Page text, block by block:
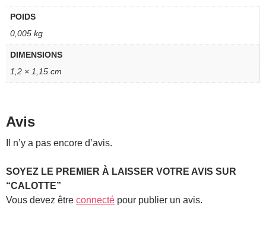
POIDS
0,005 kg
DIMENSIONS
1,2 × 1,15 cm
Avis
Il n’y a pas encore d’avis.
SOYEZ LE PREMIER À LAISSER VOTRE AVIS SUR
“CALOTTE”
Vous devez être connecté pour publier un avis.